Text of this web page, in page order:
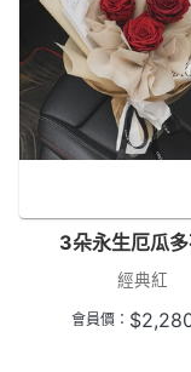
3朵永生厄瓜
經典紅
會員價： $